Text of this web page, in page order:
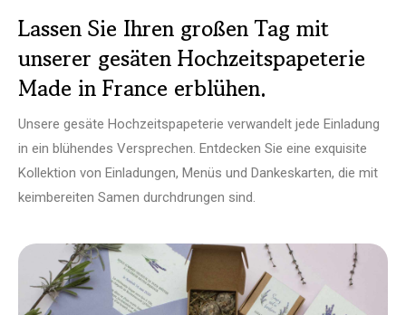
Lassen Sie Ihren großen Tag mit
unserer gesäten Hochzeitspapeterie
Made in France erblühen.
Unsere gesäte Hochzeitspapeterie verwandelt jede Einladung
in ein blühendes Versprechen. Entdecken Sie eine exquisite
Kollektion von Einladungen, Menüs und Dankeskarten, die mit
keimbereiten Samen durchdrungen sind.